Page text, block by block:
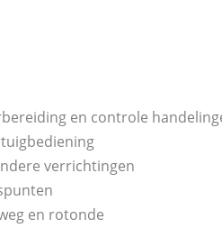
en controle
verrichtingen
en rotonde